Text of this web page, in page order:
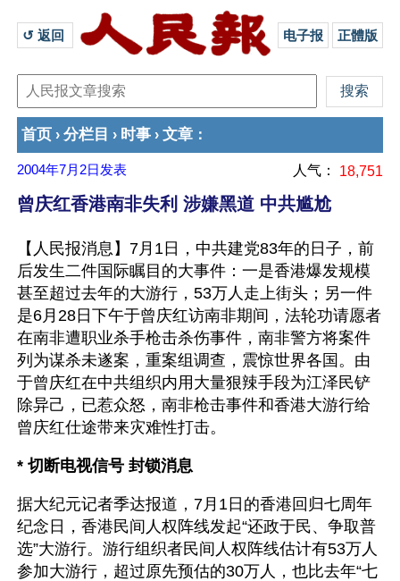
↺ 返回 电子报 正體版
首页 › 分栏目 › 时事 › 文章 ：
2004年7月2日 发表 人气： 18,751
曾庆红香港南非失利 涉嫌黑道 中共尴尬
【人民报消息】7月1日，中共建党83年的日子，前
后发生二件国际瞩目的大事件：一是香港爆发规模
甚至超过去年的大游行，53万人走上街头；另一件
是6月28日下午于曾庆红访南非期间，法轮功请愿者
在南非遭职业杀手枪击杀伤事件，南非警方将案件
列为谋杀未遂案，重案组调查，震惊世界各国。由
于曾庆红在中共组织内用大量狠辣手段为江泽民铲
除异己，已惹众怒，南非枪击事件和香港大游行给
曾庆红仕途带来灾难性打击。
* 切断电视信号 封锁消息
据大纪元记者季达报道，7月1日的香港回归七周年
纪念日，香港民间人权阵线发起“还政于民、争取普
选”大游行。游行组织者民间人权阵线估计有53万人
参加大游行，超过原先预估的30万人，也比去年“七